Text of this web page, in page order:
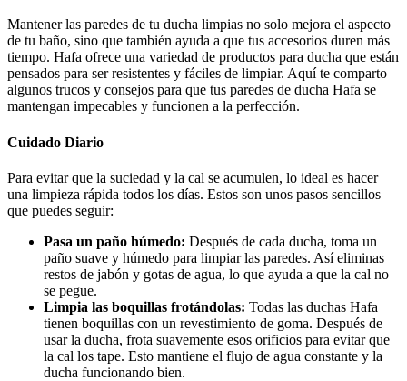
Mantener las paredes de tu ducha limpias no solo mejora el aspecto
de tu baño, sino que también ayuda a que tus accesorios duren más
tiempo. Hafa ofrece una variedad de productos para ducha que están
pensados para ser resistentes y fáciles de limpiar. Aquí te comparto
algunos trucos y consejos para que tus paredes de ducha Hafa se
mantengan impecables y funcionen a la perfección.
Cuidado Diario
Para evitar que la suciedad y la cal se acumulen, lo ideal es hacer
una limpieza rápida todos los días. Estos son unos pasos sencillos
que puedes seguir:
Pasa un paño húmedo: Después de cada ducha, toma un
paño suave y húmedo para limpiar las paredes. Así eliminas
restos de jabón y gotas de agua, lo que ayuda a que la cal no
se pegue.
Limpia las boquillas frotándolas: Todas las duchas Hafa
tienen boquillas con un revestimiento de goma. Después de
usar la ducha, frota suavemente esos orificios para evitar que
la cal los tape. Esto mantiene el flujo de agua constante y la
ducha funcionando bien.